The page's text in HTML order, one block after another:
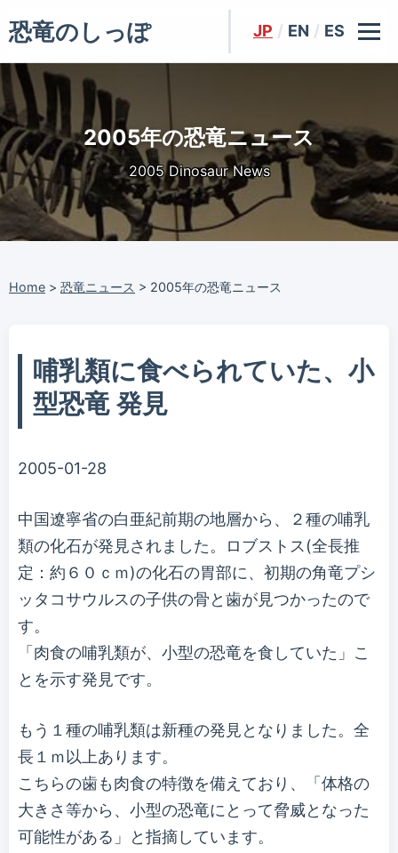
恐竜のしっぽ JP / EN / ES
2005年の恐竜ニュース
2005 Dinosaur News
Home > 恐竜ニュース > 2005年の恐竜ニュース
哺乳類に食べられていた、小
型恐竜 発見
2005-01-28
中国遼寧省の白亜紀前期の地層から、２種の哺乳
類の化石が発見されました。ロブストス(全長推
定：約６０ｃｍ)の化石の胃部に、初期の角竜プシ
ッタコサウルスの子供の骨と歯が見つかったので
す。
「肉食の哺乳類が、小型の恐竜を食していた」こ
とを示す発見です。
もう１種の哺乳類は新種の発見となりました。全
長１ｍ以上あります。
こちらの歯も肉食の特徴を備えており、「体格の
大きさ等から、小型の恐竜にとって脅威となった
可能性がある」と指摘しています。